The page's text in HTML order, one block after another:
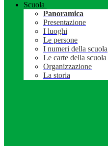
Scuola
Panoramica
Presentazione
I luoghi
Le persone
I numeri della scuola
Le carte della scuola
Organizzazione
La storia